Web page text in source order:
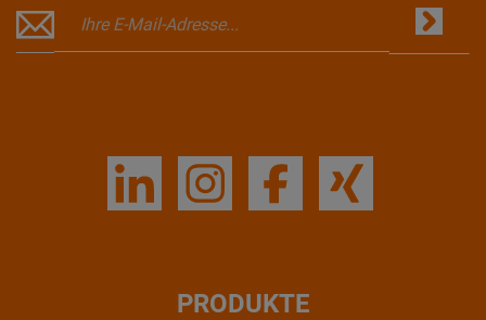
PRODUKTE